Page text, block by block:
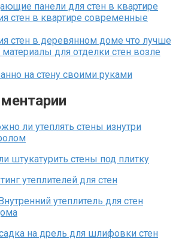
панели для стен в квартире
стен в квартире современные
стен в деревянном доме что лучше
для отделки стен возле
на стену своими руками
ли утеплять стены изнутри
штукатурить стены под плитку
утеплителей для стен
утеплитель для стен
на дрель для шлифовки стен